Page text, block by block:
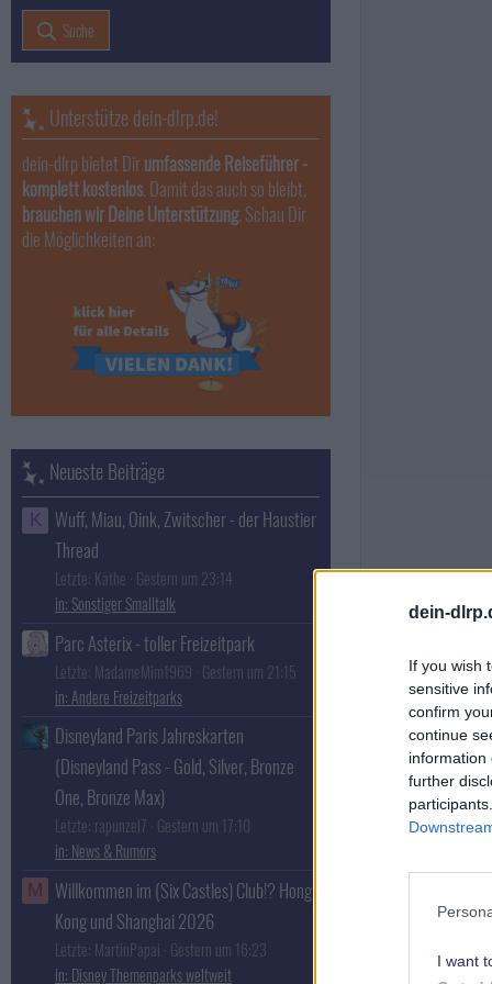
dein-
If you wish
sensitive
confirm
continue
information
further
I want
Suche
Unterstütze dein-dlrp.de!
dein-dlrp bietet Dirumfassende Reiseführer -
komplett kostenlos. Damit das auch so bleibt,
brauchen wir Deine Unterstützung. Schau Dir
die Möglichkeiten an:
Neueste Beiträge
K
Wuff, Miau, Oink, Zwitscher - der Haustier
Thread
Letzte: Käthe Gestern um 23:14
Sonstiger Smalltalk
Parc Asterix - toller Freizeitpark
Letzte: MadameMim1969 Gestern um 21:15
Andere Freizeitparks
Disneyland Paris Jahreskarten
(Disneyland Pass - Gold, Silver, Bronze
One, Bronze Max)
Letzte: rapunzel7 Gestern um 17:10
News & Rumors
M
Willkommen im (Six Castles) Club!? Hong
Kong und Shanghai 2026
Letzte: MartinPapai Gestern um 16:23
Disney Themenparks weltweit